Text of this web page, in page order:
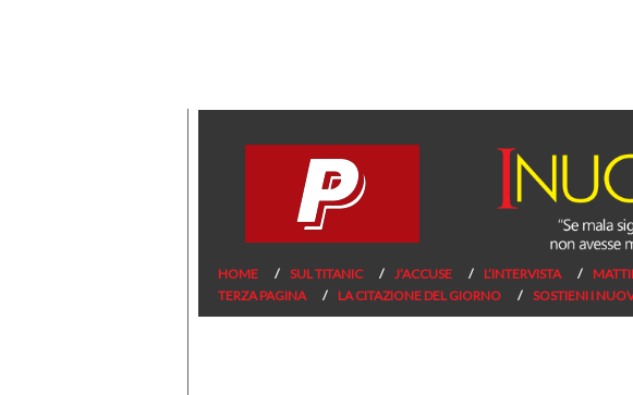
HOME SUL TITANIC J’ACCUSE L’INTERVISTA
TERZA PAGINA
LA CITAZIONE DEL GIORNO SOSTIENI I